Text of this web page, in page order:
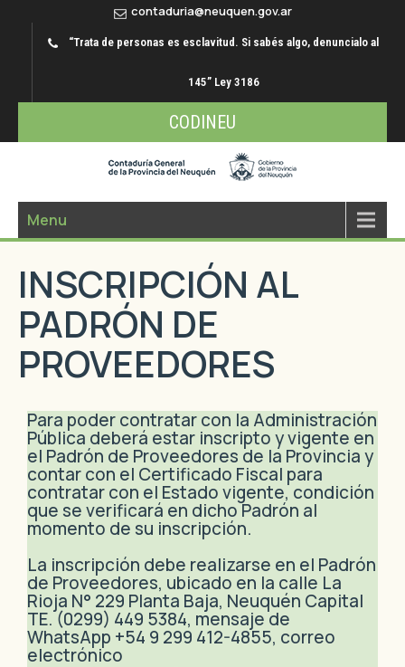
contaduria@neuquen.gov.ar
“Trata de personas es esclavitud. Si sabés algo, denuncialo al
145” Ley 3186
CODINEU
Menu
INSCRIPCIÓN AL
PADRÓN DE
PROVEEDORES
Para poder contratar con la Administración
Pública deberá estar inscripto y vigente en
el Padrón de Proveedores de la Provincia y
contar con el Certificado Fiscal para
contratar con el Estado vigente, condición
que se verificará en dicho Padrón al
momento de su inscripción.
La inscripción debe realizarse en el Padrón
de Proveedores, ubicado en la calle La
Rioja N° 229 Planta Baja, Neuquén Capital
TE. (0299) 449 5384, mensaje de
WhatsApp +54 9 299 412-4855, correo
electrónico